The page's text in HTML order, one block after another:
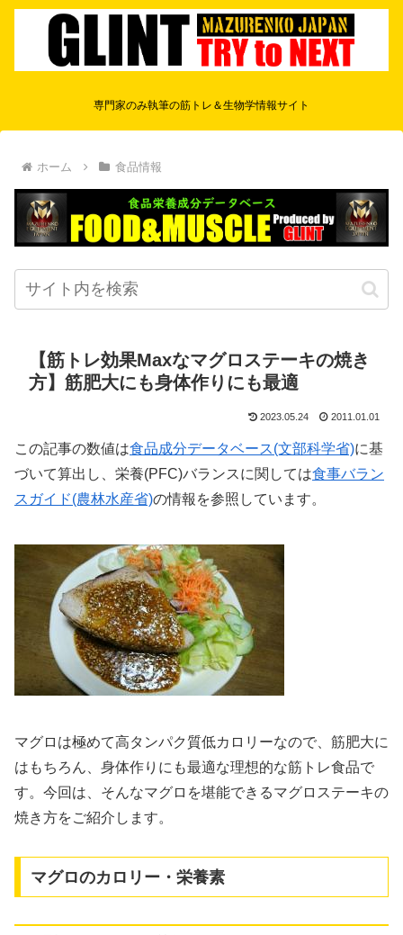
専門家のみ執筆の筋トレ＆生物学情報サイト
ホーム 食品情報
【筋トレ効果Maxなマグロステーキの焼き
方】筋肥大にも身体作りにも最適
2023.05.24 2011.01.01
この記事の数値は食品成分データベース(文部科学省)に基
づいて算出し、栄養(PFC)バランスに関しては食事バラン
スガイド(農林水産省)の情報を参照しています。
マグロは極めて高タンパク質低カロリーなので、筋肥大に
はもちろん、身体作りにも最適な理想的な筋トレ食品で
す。今回は、そんなマグロを堪能できるマグロステーキの
焼き方をご紹介します。
マグロのカロリー・栄養素